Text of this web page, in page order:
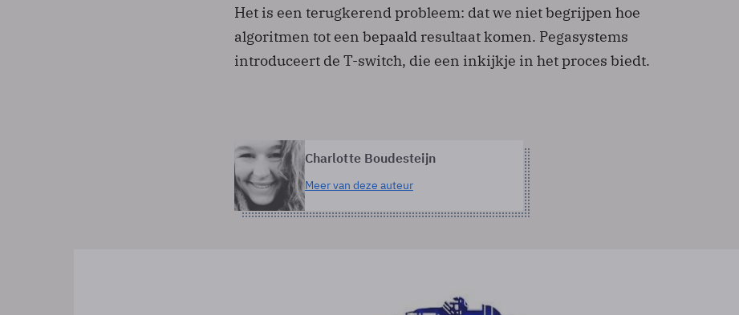
Het is een terugkerend probleem: dat we niet begrijpen hoe
algoritmen tot een bepaald resultaat komen. Pegasystems
introduceert de T-switch, die een inkijkje in het proces biedt.
Charlotte Boudesteijn
Meer van deze auteur